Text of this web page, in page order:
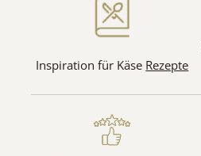
Inspiration für Käse Rezepte